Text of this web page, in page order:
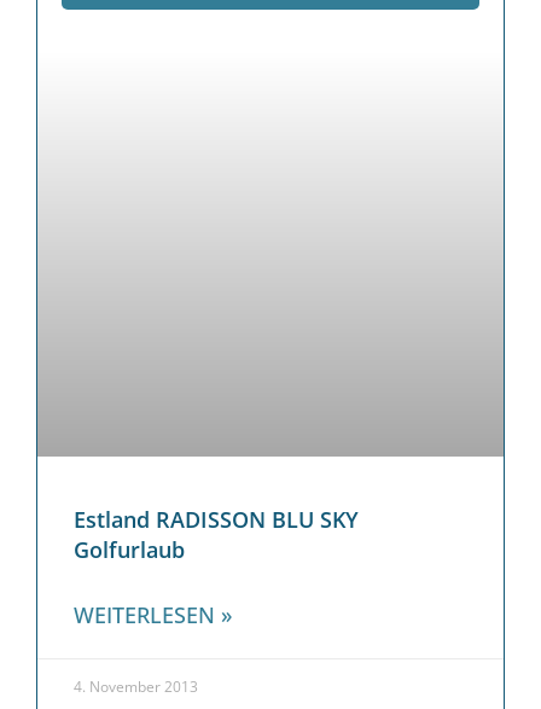
Estland RADISSON BLU SKY
Golfurlaub
WEITERLESEN »
4. November 2013